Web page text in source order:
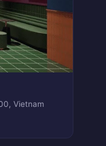
Vietnam